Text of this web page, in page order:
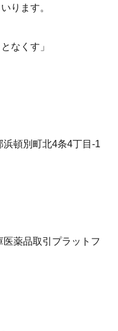
ります。
なくす」
頓別町北4条4丁目-1
薬品取引プラットフ